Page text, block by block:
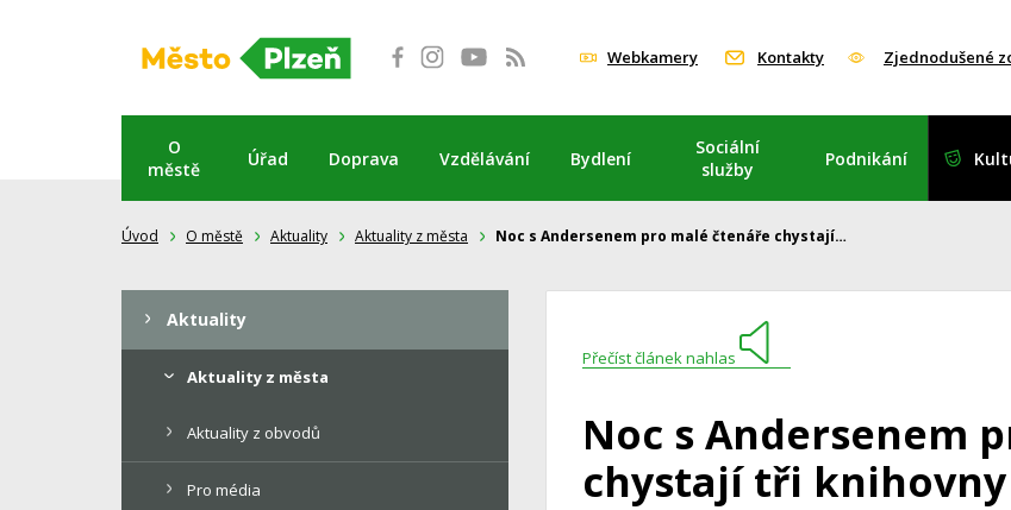
Webkamery Kontakty Zjednodušené
O
městě
Úřad Doprava Vzdělávání Bydlení
Sociální
služby
Podnikání
Úvod O městě Aktuality Aktuality z města Noc s Andersenem pro malé čtenáře chystají…
Přečíst článek nahlas
Noc s Andersenem
chystají tři knihovny
Aktuality
Aktuality z města
Aktuality z obvodů
Pro média